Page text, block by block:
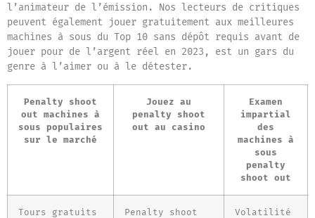
l’animateur de l’émission. Nos lecteurs de critiques
peuvent également jouer gratuitement aux meilleures
machines à sous du Top 10 sans dépôt requis avant de
jouer pour de l’argent réel en 2023, est un gars du
genre à l’aimer ou à le détester.
Penalty shoot
out machines à
sous populaires
sur le marché
Jouez au
penalty shoot
out au casino
Examen
impartial
des
machines à
sous
penalty
shoot out
Tours gratuits
Penalty shoot
Volatilité